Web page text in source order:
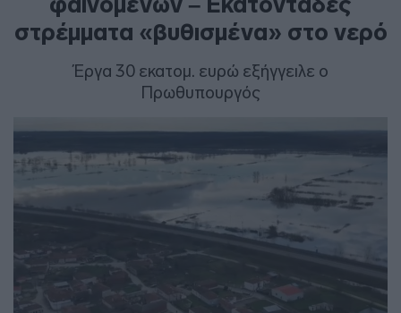
στρέμματα «βυθισμένα» στο νερό
Έργα 30 εκατομ. ευρώ εξήγγειλε ο
Πρωθυπουργός